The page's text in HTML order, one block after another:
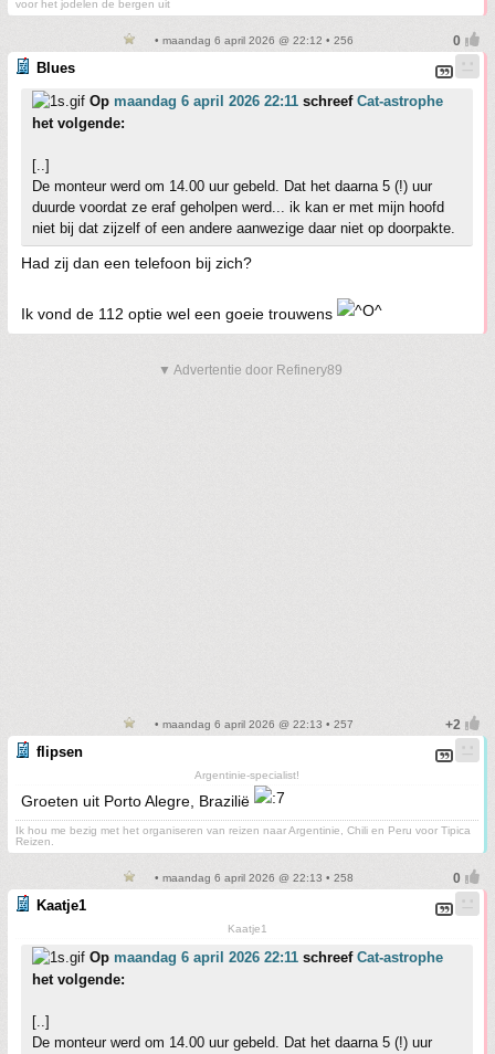
voor het jodelen de bergen uit
• maandag 6 april 2026 @ 22:12 • 256
Blues
Op maandag 6 april 2026 22:11 schreef Cat-astrophe
het volgende:
[..]
De monteur werd om 14.00 uur gebeld. Dat het daarna 5 (!) uur
duurde voordat ze eraf geholpen werd... ik kan er met mijn hoofd
niet bij dat zijzelf of een andere aanwezige daar niet op doorpakte.
Had zij dan een telefoon bij zich?
Ik vond de 112 optie wel een goeie trouwens
▼ Advertentie door Refinery89
• maandag 6 april 2026 @ 22:13 • 257
flipsen
Argentinie-specialist!
Groeten uit Porto Alegre, Brazilië
Ik hou me bezig met het organiseren van reizen naar Argentinie, Chili en Peru voor Tipica
Reizen.
• maandag 6 april 2026 @ 22:13 • 258
Kaatje1
Kaatje1
Op maandag 6 april 2026 22:11 schreef Cat-astrophe
het volgende:
[..]
De monteur werd om 14.00 uur gebeld. Dat het daarna 5 (!) uur